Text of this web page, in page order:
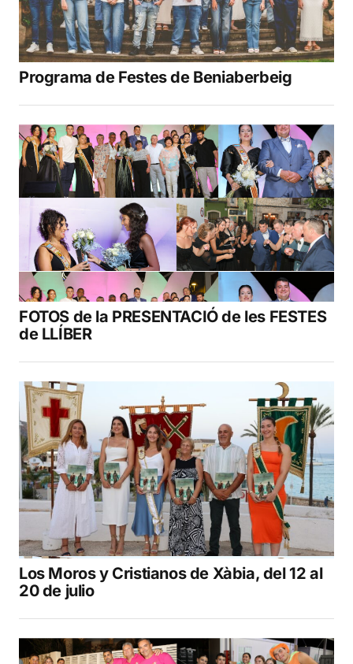
Programa de Festes de Beniaberbeig
FOTOS de la PRESENTACIÓ de les FESTES
de LLÍBER
Los Moros y Cristianos de Xàbia, del 12 al
20 de julio